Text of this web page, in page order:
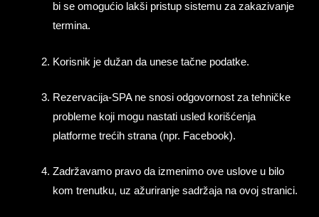
bi se omogućio lakši pristup sistemu za zakazivanje
termina.
Korisnik je dužan da unese tačne podatke.
Rezervacija-SPA ne snosi odgovornost za tehničke
probleme koji mogu nastati usled korišćenja
platforme trećih strana (npr. Facebook).
Zadržavamo pravo da izmenimo ove uslove u bilo
kom trenutku, uz ažuriranje sadržaja na ovoj stranici.